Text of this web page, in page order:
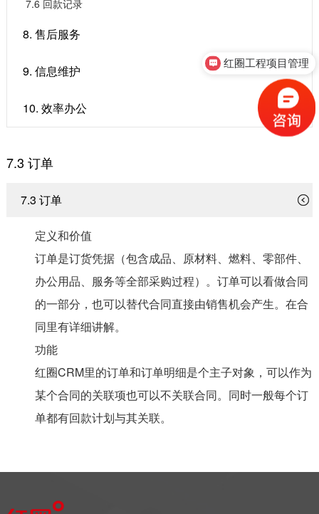
7.6 回款记录
8. 售后服务
9. 信息维护
10. 效率办公
7.3 订单
7.3 订单
定义和价值
订单是订货凭据（包含成品、原材料、燃料、零部件、
办公用品、服务等全部采购过程）。订单可以看做合同
的一部分，也可以替代合同直接由销售机会产生。在合
同里有详细讲解。
功能
红圈CRM里的订单和订单明细是个主子对象，可以作为
某个合同的关联项也可以不关联合同。同时一般每个订
单都有回款计划与其关联。
红圈工程项目管理